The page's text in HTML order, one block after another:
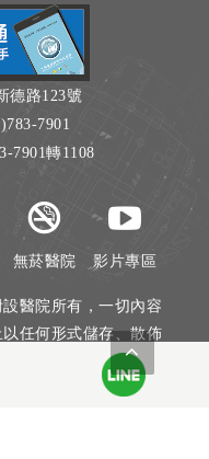
德路123號
7901
7901轉1108
無菸醫院 影片專區
醫院所有，一切內容
任何形式儲存、散佈
內容
上、Firefox或Google